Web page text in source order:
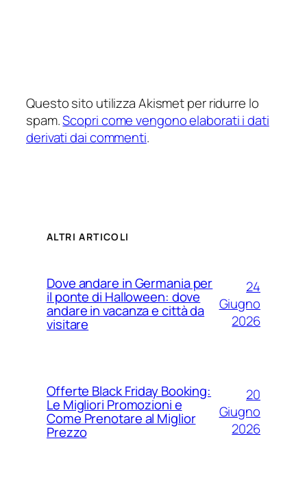
Questo sito utilizza Akismet per ridurre lo
spam.Scopri come vengono elaborati i dati
derivati dai commenti.
ALTRI ARTICOLI
Dove andare in Germania per
il ponte di Halloween: dove
andare in vacanza e città da
visitare
24
Giugno
2026
Offerte Black Friday Booking:
Le Migliori Promozioni e
Come Prenotare al Miglior
Prezzo
20
Giugno
2026